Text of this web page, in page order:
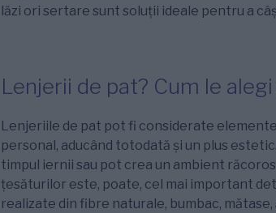
lăzi ori sertare sunt soluții ideale pentru a
Lenjerii de pat? Cum le
Lenjeriile de pat pot fi considerate
personal, aducând totodată şi un plus
timpul iernii sau pot crea un ambient
ţesăturilor este, poate, cel mai important
realizate din fibre naturale, bumbac,